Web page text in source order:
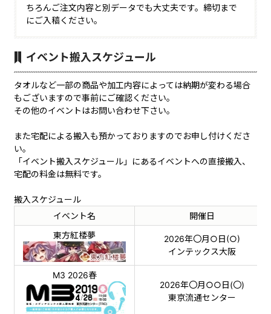
ちろんご注文内容と別データでも大丈夫です。締切まで
にご入稿ください。
イベント搬入スケジュール
タオルなど一部の商品や加工内容によっては納期が変わる場合
もございますので事前にご確認ください。
その他のイベントはお問い合わせ下さい。
また宅配による搬入も預かっておりますのでお申し付けくださ
い。
「イベント搬入スケジュール」にあるイベントへの直接搬入、
宅配の料金は無料です。
搬入スケジュール
イベント名
開催日
東方紅楼夢
2026年〇月○日(○)
インテックス大阪
M3 2026春
2026年〇月○○日(〇)
東京流通センター